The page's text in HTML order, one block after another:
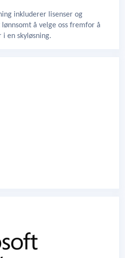
inkluderer lisenser og
å velge oss fremfor å
en skyløsning.